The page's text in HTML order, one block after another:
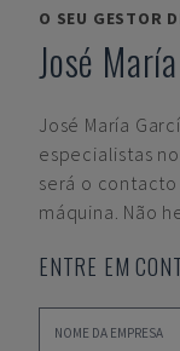
O SEU GESTOR
José
José María
especialistas
será o
máquina. Não
ENTRE EM